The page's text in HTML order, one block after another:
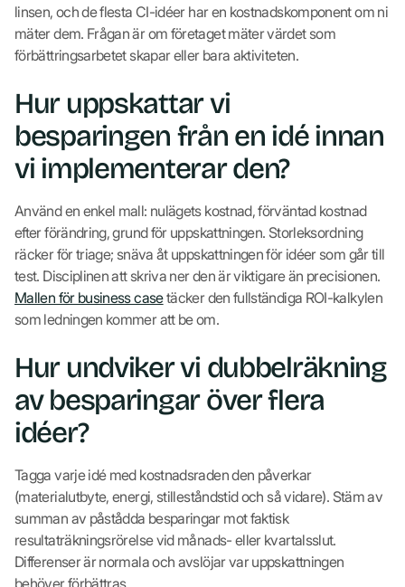
linsen, och de flesta CI-idéer har en kostnadskomponent om ni
mäter dem. Frågan är om företaget mäter värdet som
förbättringsarbetet skapar eller bara aktiviteten.
Hur uppskattar vi
besparingen från en idé innan
vi implementerar den?
Använd en enkel mall: nulägets kostnad, förväntad kostnad
efter förändring, grund för uppskattningen. Storleksordning
räcker för triage; snäva åt uppskattningen för idéer som går till
test. Disciplinen att skriva ner den är viktigare än precisionen.
Mallen för business casetäcker den fullständiga ROI-kalkylen
som ledningen kommer att be om.
Hur undviker vi dubbelräkning
av besparingar över flera
idéer?
Tagga varje idé med kostnadsraden den påverkar
(materialutbyte, energi, stilleståndstid och så vidare). Stäm av
summan av påstådda besparingar mot faktisk
resultaträkningsrörelse vid månads- eller kvartalsslut.
Differenser är normala och avslöjar var uppskattningen
behöver förbättras.